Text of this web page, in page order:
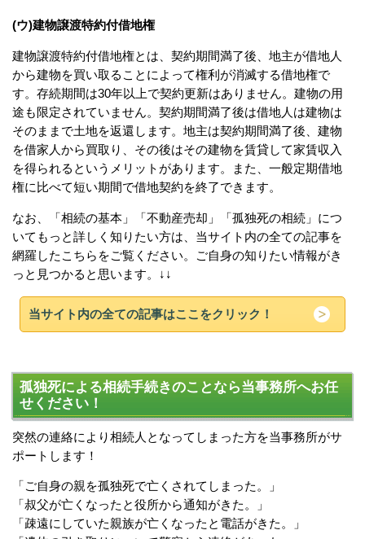
(ウ)建物譲渡特約付借地権
建物譲渡特約付借地権とは、契約期間満了後、地主が借地人
から建物を買い取ることによって権利が消滅する借地権で
す。存続期間は30年以上で契約更新はありません。建物の用
途も限定されていません。契約期間満了後は借地人は建物は
そのままで土地を返還します。地主は契約期間満了後、建物
を借家人から買取り、その後はその建物を賃貸して家賃収入
を得られるというメリットがあります。また、一般定期借地
権に比べて短い期間で借地契約を終了できます。
なお、「相続の基本」「不動産売却」「孤独死の相続」につ
いてもっと詳しく知りたい方は、当サイト内の全ての記事を
網羅したこちらをご覧ください。ご自身の知りたい情報がき
っと見つかると思います。↓↓
当サイト内の全ての記事はここをクリック！
孤独死による相続手続きのことなら当事務所へお任
せください！
突然の連絡により相続人となってしまった方を当事務所がサ
ポートします！
「ご自身の親を孤独死で亡くされてしまった。」
「叔父が亡くなったと役所から通知がきた。」
「疎遠にしていた親族が亡くなったと電話がきた。」